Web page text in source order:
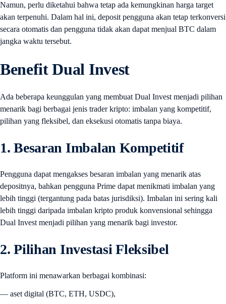
Namun, perlu diketahui bahwa tetap ada kemungkinan harga target
akan terpenuhi. Dalam hal ini, deposit pengguna akan tetap terkonversi
secara otomatis dan pengguna tidak akan dapat menjual BTC dalam
jangka waktu tersebut.
Benefit Dual Invest
Ada beberapa keunggulan yang membuat Dual Invest menjadi pilihan
menarik bagi berbagai jenis trader kripto: imbalan yang kompetitif,
pilihan yang fleksibel, dan eksekusi otomatis tanpa biaya.
1. Besaran Imbalan Kompetitif
Pengguna dapat mengakses besaran imbalan yang menarik atas
depositnya, bahkan pengguna Prime dapat menikmati imbalan yang
lebih tinggi (tergantung pada batas jurisdiksi). Imbalan ini sering kali
lebih tinggi daripada imbalan kripto produk konvensional sehingga
Dual Invest menjadi pilihan yang menarik bagi investor.
2. Pilihan Investasi Fleksibel
Platform ini menawarkan berbagai kombinasi:
— aset digital (BTC, ETH, USDC),